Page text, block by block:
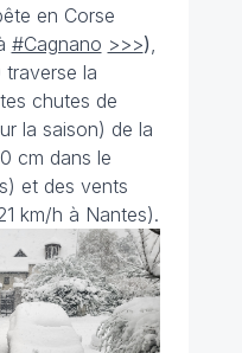
en Corse
#Cagnano >>>)
traverse la
chutes de
la saison) de la
cm dans le
et des vents
km/h à Nantes).